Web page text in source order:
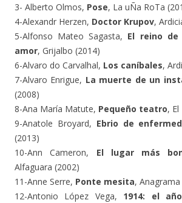
3- Alberto Olmos, Pose, La uÑa RoTa
4-Alexandr Herzen, Doctor Krupov,
5-Alfonso Mateo Sagasta, El reino
amor, Grijalbo (2014)
6-Alvaro do Carvalhal, Los caníbales,
7-Alvaro Enrigue, La muerte de un
(2008)
8-Ana María Matute, Pequeño teatro,
9-Anatole Broyard, Ebrio de
(2013)
10-Ann Cameron, El lugar más
Alfaguara (2002)
11-Anne Serre, Ponte mesita,
12-Antonio López Vega, 1914: el